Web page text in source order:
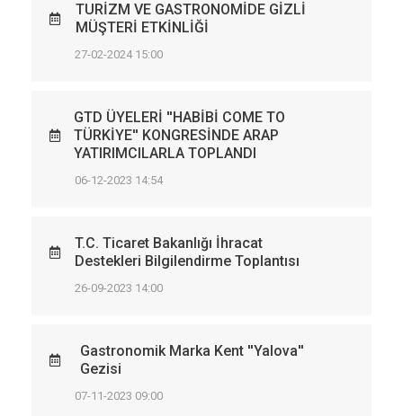
TURİZM VE GASTRONOMİDE GİZLİ
MÜŞTERİ ETKİNLİĞİ
27-02-2024 15:00
GTD ÜYELERİ ''HABİBİ COME TO
TÜRKİYE'' KONGRESİNDE ARAP
YATIRIMCILARLA TOPLANDI
06-12-2023 14:54
T.C. Ticaret Bakanlığı İhracat
Destekleri Bilgilendirme Toplantısı
26-09-2023 14:00
Gastronomik Marka Kent ''Yalova''
Gezisi
07-11-2023 09:00